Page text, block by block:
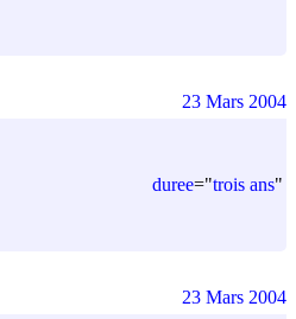
duree="trois ans"
23 Mars 2004
23 Mars 2004